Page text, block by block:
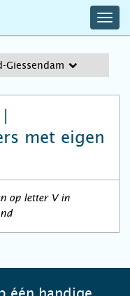
Giessendam
met eigen
op letter V in